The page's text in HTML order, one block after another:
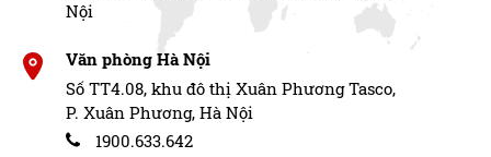
Nội
Văn phòng Hà Nội
Số TT4.08, khu đô thị Xuân Phương Tasco,
P. Xuân Phương, Hà Nội
1900.633.642